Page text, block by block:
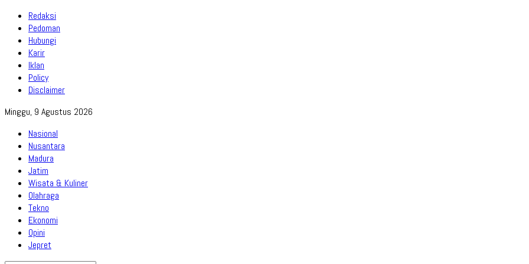
Redaksi
Pedoman
Hubungi
Karir
Iklan
Policy
Disclaimer
Minggu, 9 Agustus 2026
Nasional
Nusantara
Madura
Jatim
Wisata & Kuliner
Olahraga
Tekno
Ekonomi
Opini
Jepret